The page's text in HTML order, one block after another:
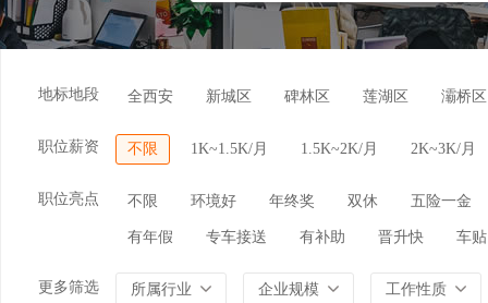
地标地段 全西安 新城区 碑林区 莲湖区 灞桥区
职位薪资 不限 1K~1.5K/月 1.5K~2K/月 2K~3K/月
职位亮点 不限 环境好 年终奖 双休 五险一金
有年假 专车接送 有补助 晋升快 车贴
更多筛选 所属行业 企业规模 工作性质